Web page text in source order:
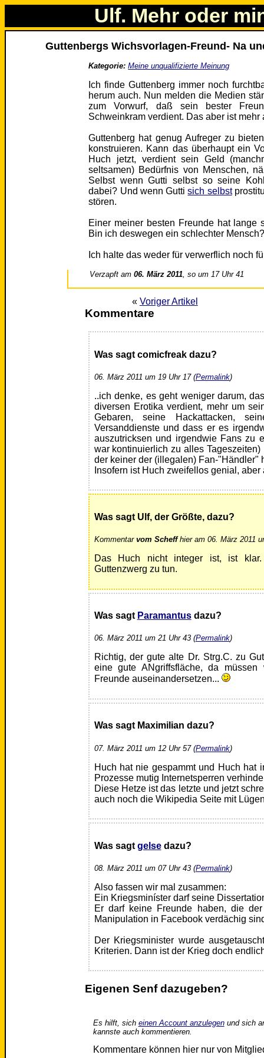
Ulf. Mehr oder
Guttenbergs Wichsvorlagen-Freund- Na
Kategorie: Meine unqualifizierte Meinung
Ich finde Guttenberg immer noch
herum auch. Nun melden die Medien
zum Vorwurf, daß sein bester
Schweinkram verdient. Das aber ist mehr
Guttenberg hat genug Aufreger zu
konstruieren. Kann das überhaupt ein
Huch jetzt, verdient sein Geld
seltsamen) Bedürfnis von Menschen,
Selbst wenn Gutti selbst so seine
dabei? Und wenn Guttisich selbst
stören.
Einer meiner besten Freunde hat lange
Bin ich deswegen ein schlechter
Ich halte das weder für verwerflich noch
Verzapft am06. März 2011, so um 17 Uhr 41
« Voriger Artikel
Kommentare
Was sagt comicfreak dazu?
06. März 2011 um 19 Uhr 17 (Permalink)
..ich denke, es geht weniger darum,
diversen Erotika verdient, mehr um
Gebaren, seine Hackattacken,
Versanddienste und dass er es
auszutricksen und irgendwie Fans zu
war kontinuierlich zu alles
der keiner der (illegalen) Fan-"Händler"
Insofern ist Huch zweifellos genial,
Was sagt Ulf, der Größte, dazu?
Kommentar vom Scheffhier am 06. März 2011
Das Huch nicht integer ist, ist
Guttenzwerg zu tun.
Was sagt Paramantusdazu?
06. März 2011 um 21 Uhr 43 (Permalink)
Richtig, der gute alte Dr. Strg.C. zu
eine gute ANgriffsfläche, da
Freunde auseinandersetzen...
Was sagt Maximilian dazu?
07. März 2011 um 12 Uhr 57 (Permalink)
Huch hat nie gespammt und Huch hat
Prozesse mutig Internetsperren
Diese Hetze ist das letzte und jetzt
auch noch die Wikipedia Seite mit
Was sagt gelsedazu?
08. März 2011 um 07 Uhr 43 (Permalink)
Also fassen wir mal zusammen:
Ein Kriegsminíster darf seine
Er darf keine Freunde haben, die
Manipulation in Facebook verdächig
Der Kriegsminister wurde
Kriterien. Dann ist der Krieg doch
Eigenen Senf dazugeben?
Es hilft, sich einen Account anzulegenund sich
kannste auch kommentieren.
Kommentare können hier nur von